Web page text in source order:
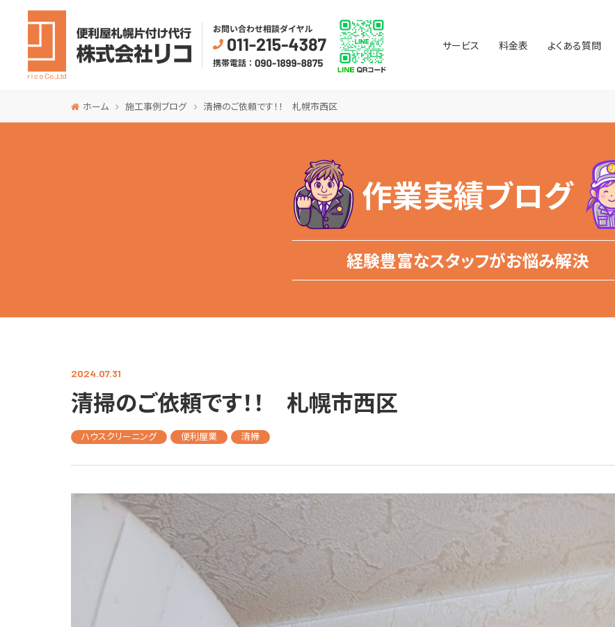
サービス 料金表 よくある質問
ホーム 施工事例ブログ 清掃のご依頼です！！ 札幌市西区
作業実績ブログ
経験豊富なスタッフがお悩み解決
2024.07.31
清掃のご依頼です！！ 札幌市西区
ハウスクリーニング 便利屋業 清掃